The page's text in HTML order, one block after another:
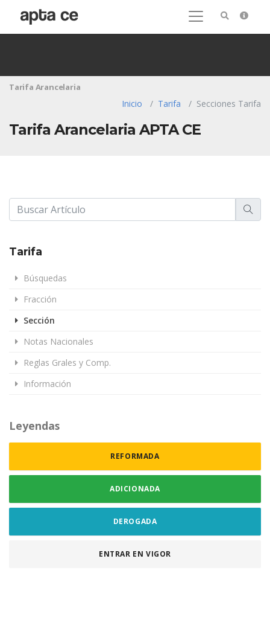
Tarifa Arancelaria
Inicio Tarifa Secciones Tarifa
Tarifa Arancelaria APTA CE
Tarifa
Búsquedas
Fracción
Sección
Notas Nacionales
Reglas Grales y Comp.
Información
Leyendas
REFORMADA
ADICIONADA
DEROGADA
ENTRAR EN VIGOR